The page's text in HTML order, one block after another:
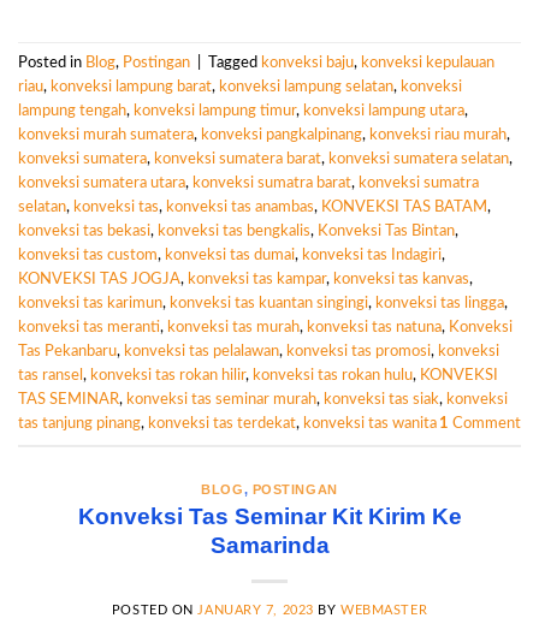
Posted in Blog, Postingan Tagged konveksi baju, konveksi kepulauan
riau, konveksi lampung barat, konveksi lampung selatan, konveksi
lampung tengah, konveksi lampung timur, konveksi lampung utara,
konveksi murah sumatera, konveksi pangkalpinang, konveksi riau murah,
konveksi sumatera, konveksi sumatera barat, konveksi sumatera selatan,
konveksi sumatera utara, konveksi sumatra barat, konveksi sumatra
selatan, konveksi tas, konveksi tas anambas, KONVEKSI TAS BATAM,
konveksi tas bekasi, konveksi tas bengkalis, Konveksi Tas Bintan,
konveksi tas custom, konveksi tas dumai, konveksi tas Indagiri,
KONVEKSI TAS JOGJA, konveksi tas kampar, konveksi tas kanvas,
konveksi tas karimun, konveksi tas kuantan singingi, konveksi tas lingga,
konveksi tas meranti, konveksi tas murah, konveksi tas natuna, Konveksi
Tas Pekanbaru, konveksi tas pelalawan, konveksi tas promosi, konveksi
tas ransel , konveksi tas rokan hilir, konveksi tas rokan hulu, KONVEKSI
TAS SEMINAR, konveksi tas seminar murah, konveksi tas siak, konveksi
tas tanjung pinang, konveksi tas terdekat, konveksi tas wanita 1 Comment
BLOG, POSTINGAN
Konveksi Tas Seminar Kit Kirim Ke
Samarinda
POSTED ON JANUARY 7, 2023 BYWEBMASTER